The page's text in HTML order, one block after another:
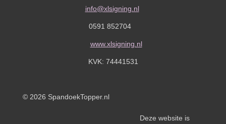
info@xlsigning.nl
0591 852704
www.xlsigning.nl
KVK: 74441531
© 2026 SpandoekTopper.nl
Deze website is